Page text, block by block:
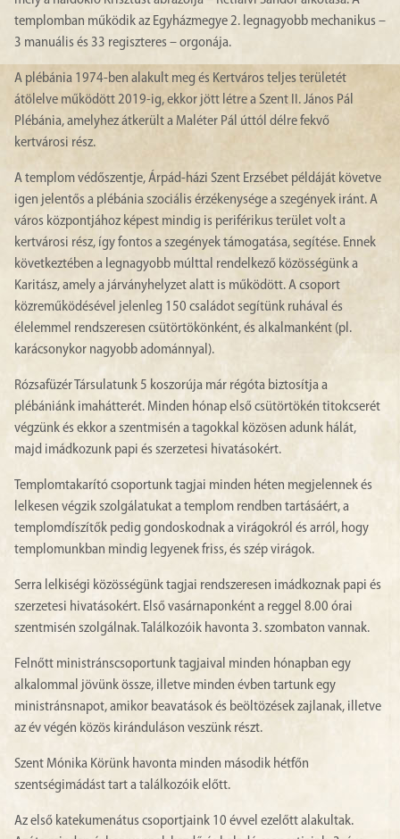
templomban működik az Egyházmegye 2. legnagyobb mechanikus –
3 manuális és 33 regiszteres – orgonája.
A plébánia 1974-ben alakult meg és Kertváros teljes területét
átölelve működött 2019-ig, ekkor jött létre a Szent II. János Pál
Plébánia, amelyhez átkerült a Maléter Pál úttól délre fekvő
kertvárosi rész.
A templom védőszentje, Árpád-házi Szent Erzsébet példáját követve
igen jelentős a plébánia szociális érzékenysége a szegények iránt. A
város központjához képest mindig is periférikus terület volt a
kertvárosi rész, így fontos a szegények támogatása, segítése. Ennek
következtében a legnagyobb múlttal rendelkező közösségünk a
Karitász, amely a járványhelyzet alatt is működött. A csoport
közreműködésével jelenleg 150 családot segítünk ruhával és
élelemmel rendszeresen csütörtökönként, és alkalmanként (pl.
karácsonykor nagyobb adománnyal).
Rózsafüzér Társulatunk 5 koszorúja már régóta biztosítja a
plébániánk imahátterét. Minden hónap első csütörtökén titokcserét
végzünk és ekkor a szentmisén a tagokkal közösen adunk hálát,
majd imádkozunk papi és szerzetesi hivatásokért.
Templomtakarító csoportunk tagjai minden héten megjelennek és
lelkesen végzik szolgálatukat a templom rendben tartásáért, a
templomdíszítők pedig gondoskodnak a virágokról és arról, hogy
templomunkban mindig legyenek friss, és szép virágok.
Serra lelkiségi közösségünk tagjai rendszeresen imádkoznak papi és
szerzetesi hivatásokért. Első vasárnaponként a reggel 8.00 órai
szentmisén szolgálnak. Találkozóik havonta 3. szombaton vannak.
Felnőtt ministránscsoportunk tagjaival minden hónapban egy
alkalommal jövünk össze, illetve minden évben tartunk egy
ministránsnapot, amikor beavatások és beöltözések zajlanak, illetve
az év végén közös kiránduláson veszünk részt.
Szent Mónika Körünk havonta minden második hétfőn
szentségimádást tart a találkozóik előtt.
Az első katekumenátus csoportjaink 10 évvel ezelőtt alakultak.